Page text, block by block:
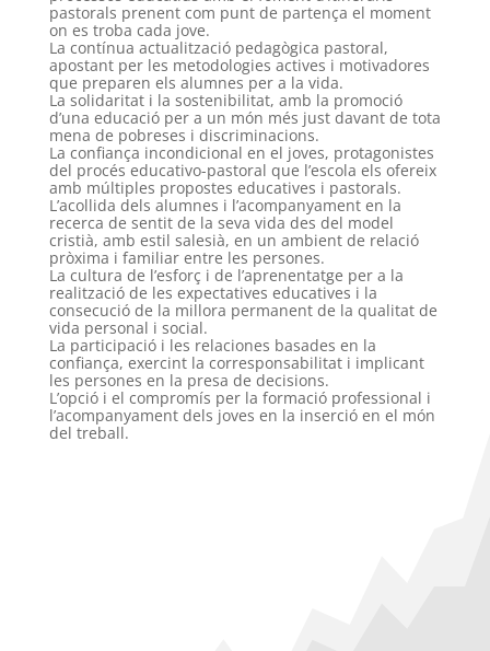
pastorals prenent com punt de partença el moment
on es troba cada jove.
La contínua actualització pedagògica pastoral,
apostant per les metodologies actives i motivadores
que preparen els alumnes per a la vida.
La solidaritat i la sostenibilitat, amb la promoció
d’una educació per a un món més just davant de tota
mena de pobreses i discriminacions.
La confiança incondicional en el joves, protagonistes
del procés educativo-pastoral que l’escola els ofereix
amb múltiples propostes educatives i pastorals.
L’acollida dels alumnes i l’acompanyament en la
recerca de sentit de la seva vida des del model
cristià, amb estil salesià, en un ambient de relació
pròxima i familiar entre les persones.
La cultura de l’esforç i de l’aprenentatge per a la
realització de les expectatives educatives i la
consecució de la millora permanent de la qualitat de
vida personal i social.
La participació i les relaciones basades en la
confiança, exercint la corresponsabilitat i implicant
les persones en la presa de decisions.
L’opció i el compromís per la formació professional i
l’acompanyament dels joves en la inserció en el món
del treball.